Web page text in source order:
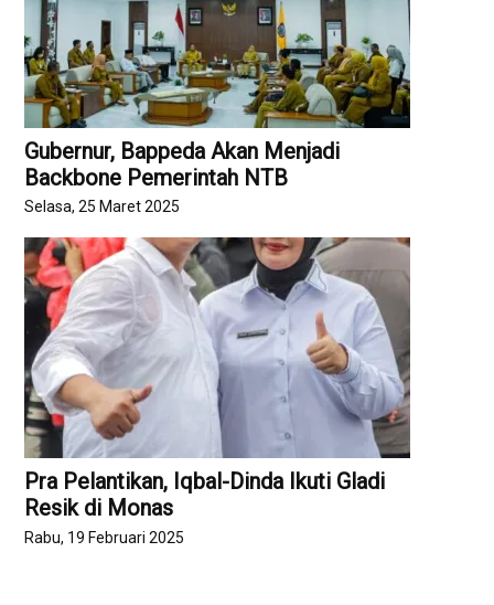
Gubernur, Bappeda Akan Menjadi
Backbone Pemerintah NTB
Selasa, 25 Maret 2025
Pra Pelantikan, Iqbal-Dinda Ikuti Gladi
Resik di Monas
Rabu, 19 Februari 2025